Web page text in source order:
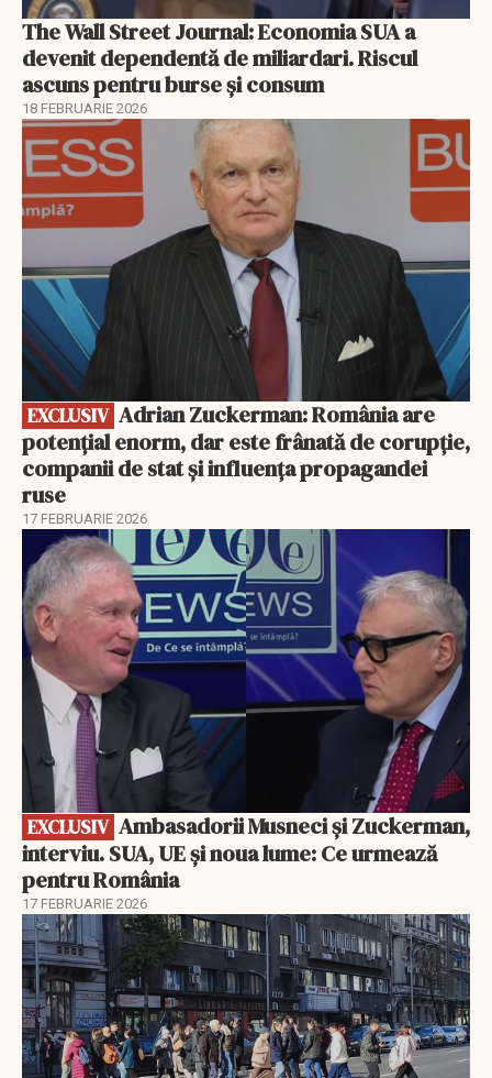
The Wall Street Journal: Economia SUA a
devenit dependentă de miliardari. Riscul
ascuns pentru burse și consum
18 FEBRUARIE 2026
EXCLUSIV
EXCLUSIV
potențial enorm, dar este frânată de corupție,
companii de stat și influența propagandei
ruse
17 FEBRUARIE 2026
EXCLUSIV
EXCLUSIV
interviu. SUA, UE și noua lume: Ce urmează
pentru România
17 FEBRUARIE 2026